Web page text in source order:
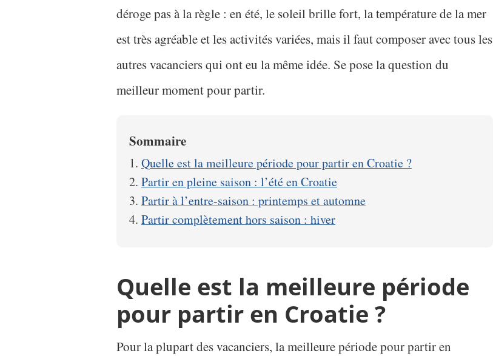
déroge pas à la règle : en été, le soleil brille fort, la température de la mer
est très agréable et les activités variées, mais il faut composer avec tous les
autres vacanciers qui ont eu la même idée. Se pose la question du
meilleur moment pour partir.
Sommaire
Quelle est la meilleure période pour partir en Croatie ?
Partir en pleine saison : l’été en Croatie
Partir à l’entre-saison : printemps et automne
Partir complètement hors saison : hiver
Quelle est la meilleure période
pour partir en Croatie ?
Pour la plupart des vacanciers, la meilleure période pour partir en